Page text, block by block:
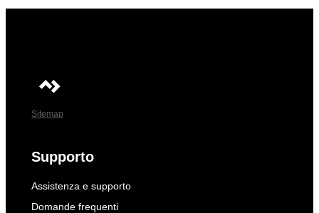
Sitemap
Supporto
Assistenza e supporto
Domande frequenti